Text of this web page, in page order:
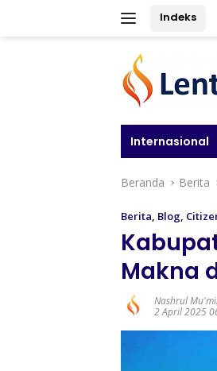
Indeks
Internasional
Beranda Berita
Berita, Blog,
Makna
Nashrul
2 April 2025